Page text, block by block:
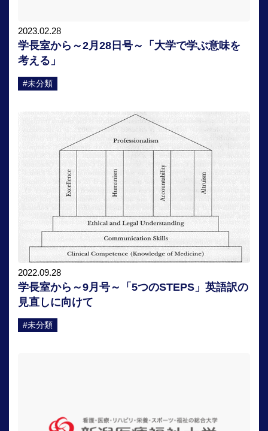
2023.02.28
学長室から～2月28日号～「大学で学ぶ意味を
考える」
#未分類
2022.09.28
学長室から～9月号～「5つのSTEPS」英語訳の
見直しに向けて
#未分類